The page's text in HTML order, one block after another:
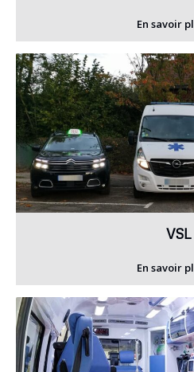
En savoir
VSL
En savoir